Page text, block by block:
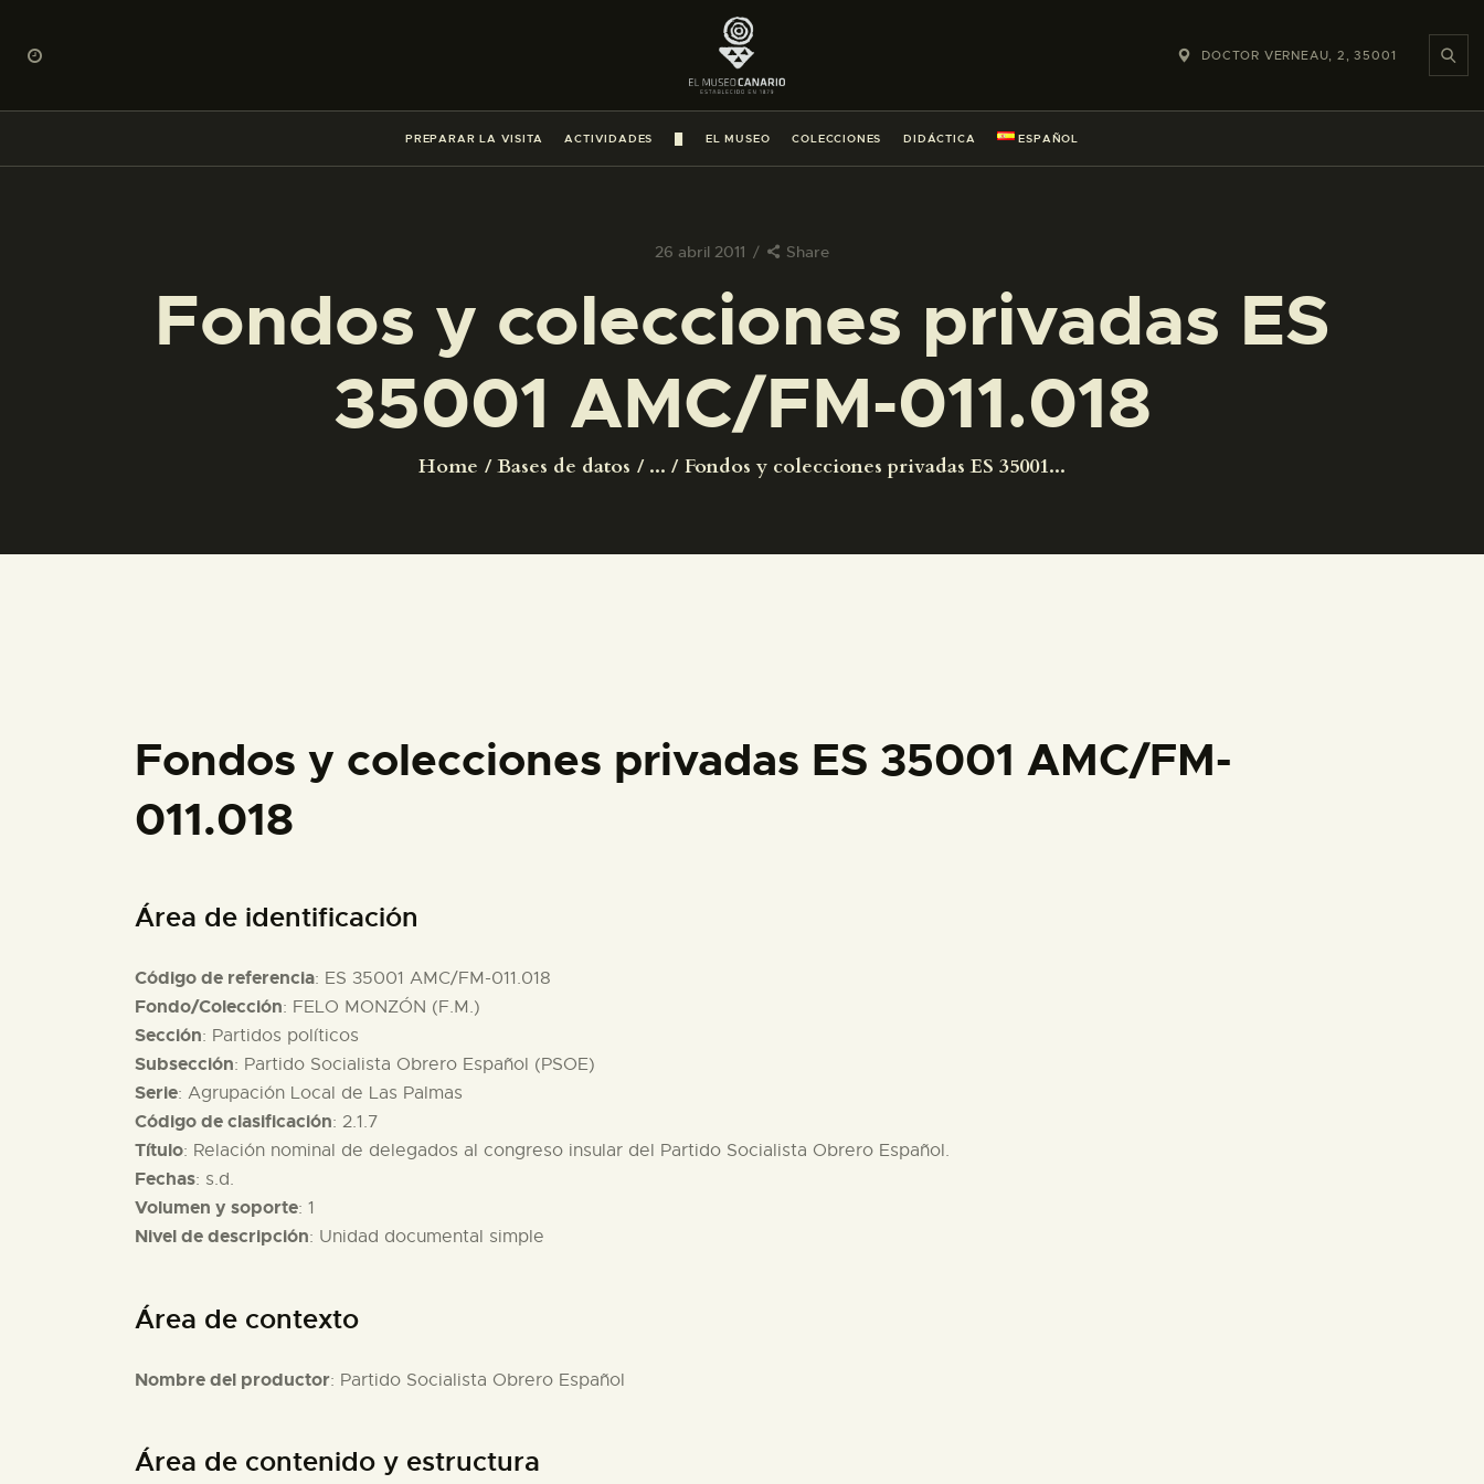
DOCTOR VERNEAU, 2, 35001
PREPARAR LA VISITA ACTIVIDADES EL MUSEO COLECCIONES DIDÁCTICA ESPAÑOL
26 abril 2011 Share
Fondos y colecciones privadas ES
35001 AMC/FM-011.018
Home Bases de datos ... Fondos y colecciones privadas ES 35001...
PREPARAR LA VISITA
ACTIVIDADES
█
COLECCIONES
DIDÁCTICA
ESPAÑOL
Fondos y colecciones privadas ES 35001 AMC/FM-
011.018
Área de identificación
Código de referencia: ES 35001 AMC/FM-011.018
Fondo/Colección: FELO MONZÓN (F.M.)
Sección: Partidos políticos
Subsección: Partido Socialista Obrero Español (PSOE)
Serie: Agrupación Local de Las Palmas
Código de clasificación: 2.1.7
Título: Relación nominal de delegados al congreso insular del Partido Socialista Obrero Español.
Fechas: s.d.
Volumen y soporte: 1
Nivel de descripción: Unidad documental simple
Área de contexto
Nombre del productor: Partido Socialista Obrero Español
Área de contenido y estructura